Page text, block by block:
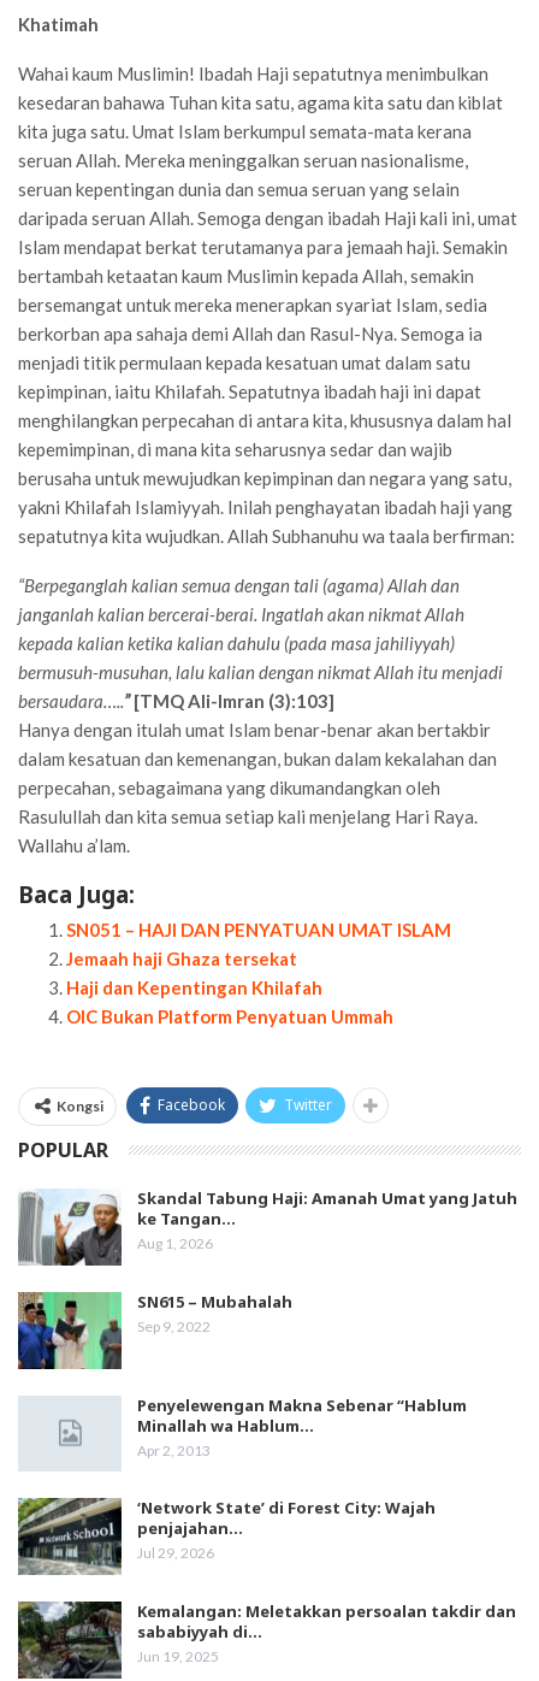
Khatimah
Wahai kaum Muslimin! Ibadah Haji sepatutnya menimbulkan
kesedaran bahawa Tuhan kita satu, agama kita satu dan kiblat
kita juga satu. Umat Islam berkumpul semata-mata kerana
seruan Allah. Mereka meninggalkan seruan nasionalisme,
seruan kepentingan dunia dan semua seruan yang selain
daripada seruan Allah. Semoga dengan ibadah Haji kali ini, umat
Islam mendapat berkat terutamanya para jemaah haji. Semakin
bertambah ketaatan kaum Muslimin kepada Allah, semakin
bersemangat untuk mereka menerapkan syariat Islam, sedia
berkorban apa sahaja demi Allah dan Rasul-Nya. Semoga ia
menjadi titik permulaan kepada kesatuan umat dalam satu
kepimpinan, iaitu Khilafah. Sepatutnya ibadah haji ini dapat
menghilangkan perpecahan di antara kita, khususnya dalam hal
kepemimpinan, di mana kita seharusnya sedar dan wajib
berusaha untuk mewujudkan kepimpinan dan negara yang satu,
yakni Khilafah Islamiyyah. Inilah penghayatan ibadah haji yang
sepatutnya kita wujudkan. Allah Subhanuhu wa taala berfirman:
“Berpeganglah kalian semua dengan tali (agama) Allah dan
janganlah kalian bercerai-berai. Ingatlah akan nikmat Allah
kepada kalian ketika kalian dahulu (pada masa jahiliyyah)
bermusuh-musuhan, lalu kalian dengan nikmat Allah itu menjadi
bersaudara…..”[TMQ Ali-Imran (3):103]
Hanya dengan itulah umat Islam benar-benar akan bertakbir
dalam kesatuan dan kemenangan, bukan dalam kekalahan dan
perpecahan, sebagaimana yang dikumandangkan oleh
Rasulullah dan kita semua setiap kali menjelang Hari Raya.
Wallahu a’lam.
Baca Juga:
SN051 – HAJI DAN PENYATUAN UMAT ISLAM
Jemaah haji Ghaza tersekat
Haji dan Kepentingan Khilafah
OIC Bukan Platform Penyatuan Ummah
Kongsi Facebook Twitter
POPULAR
Skandal Tabung Haji: Amanah Umat yang Jatuh
ke Tangan…
Aug 1, 2026
SN615 – Mubahalah
Sep 9, 2022
Penyelewengan Makna Sebenar “Hablum
Minallah wa Hablum…
Apr 2, 2013
‘Network State’ di Forest City: Wajah
penjajahan…
Jul 29, 2026
Kemalangan: Meletakkan persoalan takdir dan
sababiyyah di…
Jun 19, 2025